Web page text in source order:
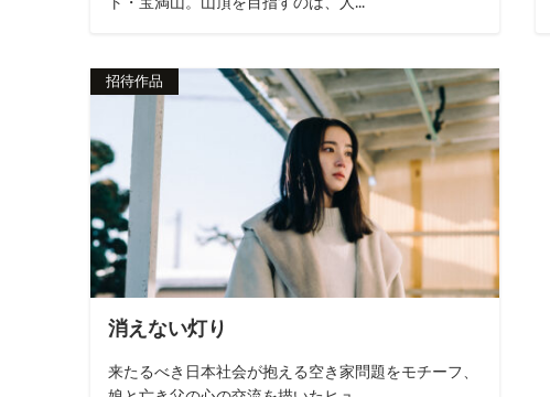
ト・宝満山。山頂を目指すのは、人...
招待作品
消えない灯り
来たるべき日本社会が抱える空き家問題をモチーフ、